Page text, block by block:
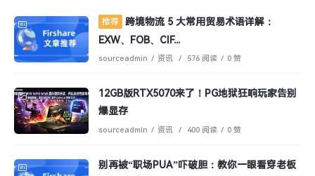
推荐
跨境物流 5 大常用贸易术语详解：
EXW、FOB、CIF...
sourceadmin / 资讯 / 576 阅读 / 0 赞
12GB版RTX5070来了！PG地狱狂响玩家告别
爆显存
sourceadmin / 资讯 / 400 阅读 / 0 赞
别再被“职场PUA”吓破胆：教你一眼看穿老板